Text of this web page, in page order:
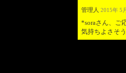
管理人 2015年 5
*soraさん、ご
気持ちよさそ